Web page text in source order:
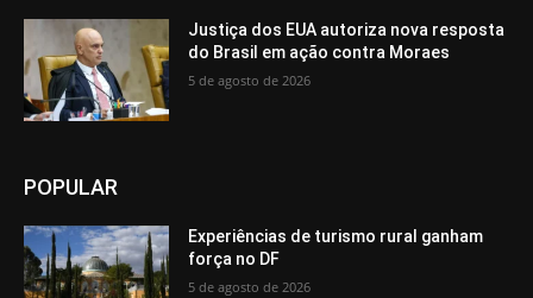
Justiça dos EUA autoriza nova resposta
do Brasil em ação contra Moraes
5 de agosto de 2026
POPULAR
Experiências de turismo rural ganham
força no DF
5 de agosto de 2026